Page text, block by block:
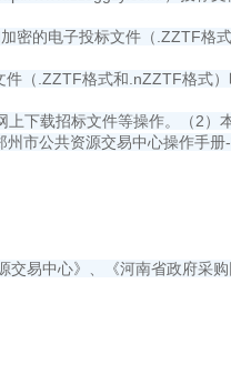
的电子投标文件（.ZZTF格
（.ZZTF格式和.nZZTF格式
下载招标文件等操作。（2
市公共资源交易中心操作手
易中心》、《河南省政府采购